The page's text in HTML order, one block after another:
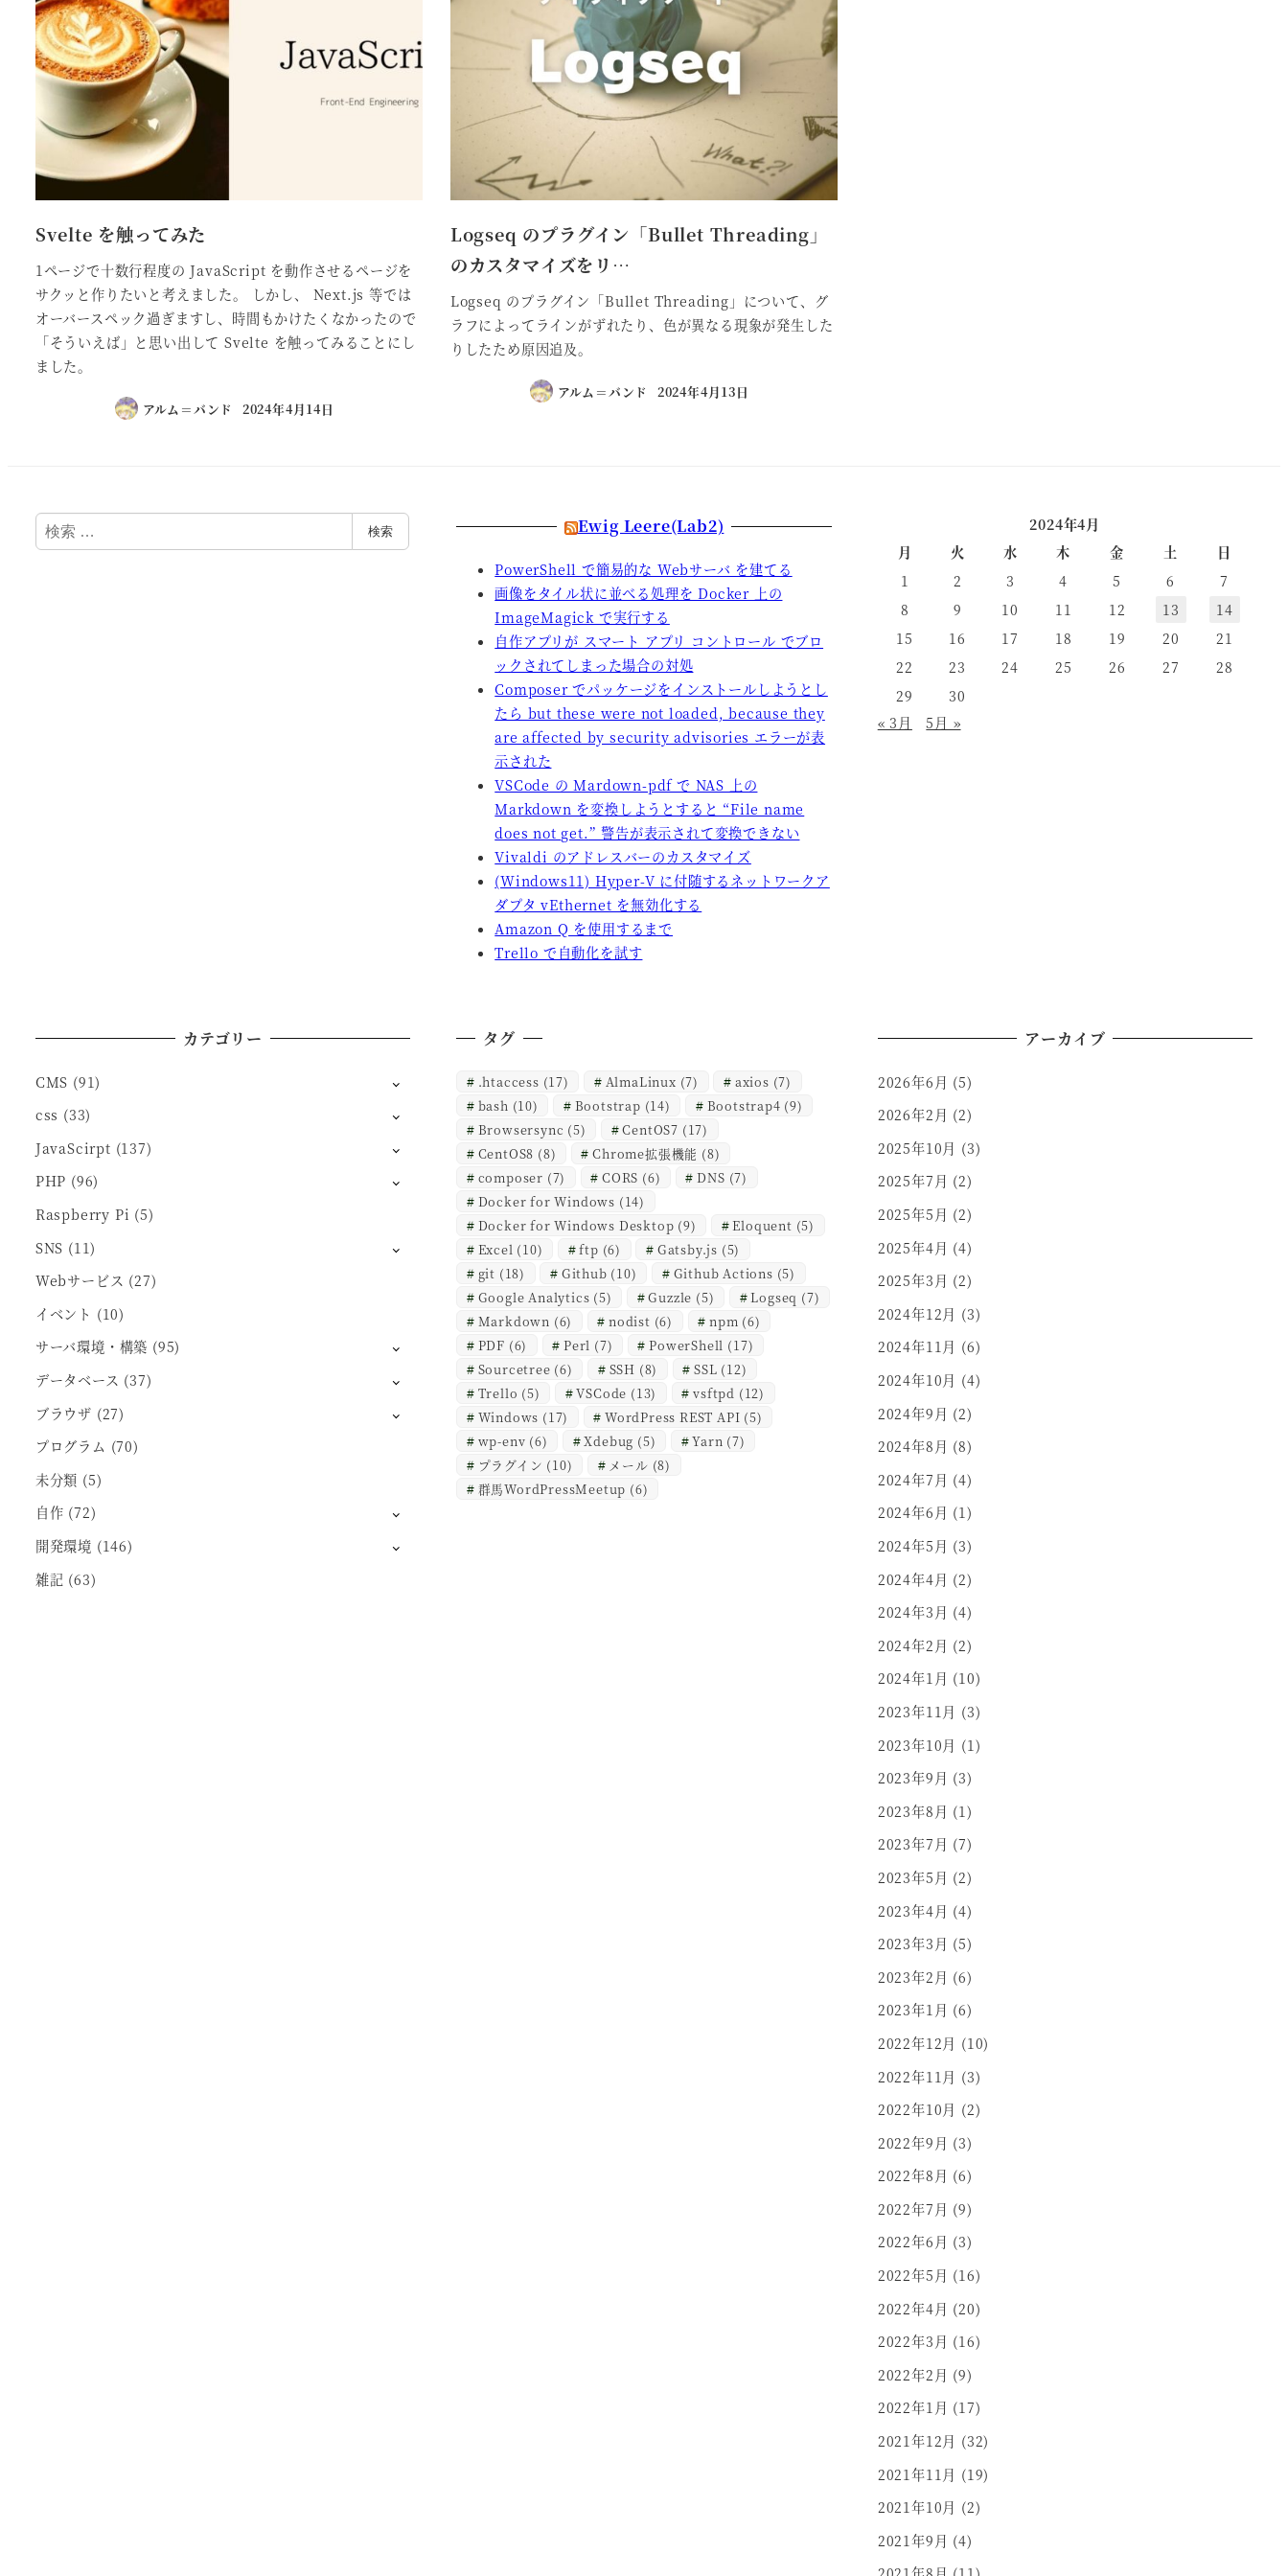
Svelte を触ってみた
1ページで十数行程度の JavaScript を動作させるページを
サクッと作りたいと考えました。 しかし、 Next.js 等では
オーバースペック過ぎますし、時間もかけたくなかったので
「そういえば」と思い出して Svelte を触ってみることにし
ました。
アルム＝バンド 2024年4月14日
Logseq のプラグイン「Bullet Threading」
のカスタマイズをリ…
Logseq のプラグイン「Bullet Threading」について、グ
ラフによってラインがずれたり、色が異なる現象が発生した
りしたため原因追及。
アルム＝バンド 2024年4月13日
検
索
検索 Ewig Leere(Lab2)
PowerShell で簡易的な Webサーバ を建てる
画像をタイル状に並べる処理を Docker 上の
ImageMagick で実行する
自作アプリが スマート アプリ コントロール でブロ
ックされてしまった場合の対処
Composer でパッケージをインストールしようとし
たら but these were not loaded, because they
are affected by security advisories エラーが表
示された
VSCode の Mardown-pdf で NAS 上の
Markdown を変換しようとすると “File name
does not get.” 警告が表示されて変換できない
Vivaldi のアドレスバーのカスタマイズ
(Windows11) Hyper-V に付随するネットワークア
ダプタ vEthernet を無効化する
Amazon Q を使用するまで
Trello で自動化を試す
2024年4月
月
火 水 木 金 土
日
1
2 3 4 5 6
7
8
9 10 11 12 13
14
15
16 17 18 19 20
21
22
23 24 25 26 27
28
29
30
« 3月
5月 »
カテゴリー
CMS (91)
css (33)
JavaScirpt (137)
PHP (96)
Raspberry Pi (5)
SNS (11)
Webサービス (27)
イベント (10)
サーバ環境・構築 (95)
データベース (37)
ブラウザ (27)
プログラム (70)
未分類 (5)
自作 (72)
開発環境 (146)
雑記 (63)
タグ
.htaccess (17) AlmaLinux (7) axios (7)
bash (10) Bootstrap (14) Bootstrap4 (9)
Browsersync (5) CentOS7 (17)
CentOS8 (8) Chrome拡張機能 (8)
composer (7) CORS (6) DNS (7)
Docker for Windows (14)
Docker for Windows Desktop (9) Eloquent (5)
Excel (10) ftp (6) Gatsby.js (5)
git (18) Github (10) Github Actions (5)
Google Analytics (5) Guzzle (5) Logseq (7)
Markdown (6) nodist (6) npm (6)
PDF (6) Perl (7) PowerShell (17)
Sourcetree (6) SSH (8) SSL (12)
Trello (5) VSCode (13) vsftpd (12)
Windows (17) WordPress REST API (5)
wp-env (6) Xdebug (5) Yarn (7)
プラグイン (10) メール (8)
群馬WordPressMeetup (6)
アーカイブ
2026年6月 (5)
2026年2月 (2)
2025年10月 (3)
2025年7月 (2)
2025年5月 (2)
2025年4月 (4)
2025年3月 (2)
2024年12月 (3)
2024年11月 (6)
2024年10月 (4)
2024年9月 (2)
2024年8月 (8)
2024年7月 (4)
2024年6月 (1)
2024年5月 (3)
2024年4月 (2)
2024年3月 (4)
2024年2月 (2)
2024年1月 (10)
2023年11月 (3)
2023年10月 (1)
2023年9月 (3)
2023年8月 (1)
2023年7月 (7)
2023年5月 (2)
2023年4月 (4)
2023年3月 (5)
2023年2月 (6)
2023年1月 (6)
2022年12月 (10)
2022年11月 (3)
2022年10月 (2)
2022年9月 (3)
2022年8月 (6)
2022年7月 (9)
2022年6月 (3)
2022年5月 (16)
2022年4月 (20)
2022年3月 (16)
2022年2月 (9)
2022年1月 (17)
2021年12月 (32)
2021年11月 (19)
2021年10月 (2)
2021年9月 (4)